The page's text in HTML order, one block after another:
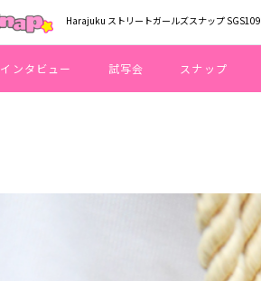
Harajuku ストリートガールズスナップ SGS109
インタビュー 試写会 スナップ